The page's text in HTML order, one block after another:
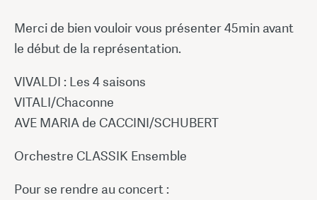
Merci de bien vouloir vous présenter 45min avant
le début de la représentation.
VIVALDI : Les 4 saisons
VITALI/Chaconne
AVE MARIA de CACCINI/SCHUBERT
Orchestre CLASSIK Ensemble
Pour se rendre au concert :